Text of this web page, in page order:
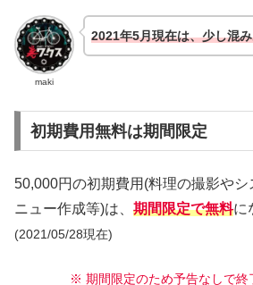
maki
2021年5月現在は、少し混
初期費用無料は期間限定
50,000円の初期費用 (料理の撮影やシ
ニュー作成等)は、 期間限定で無料に
(2021/05/28現在)
※ 期間限定のため予告なしで終